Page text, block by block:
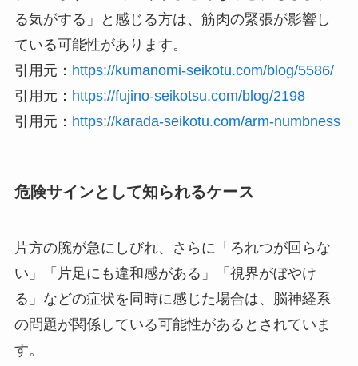
る気がする」と感じる方は、筋肉の緊張が影響し
ている可能性があります。
引用元： https://kumanomi-seikotu.com/blog/5586/
引用元： https://fujino-seikotsu.com/blog/2198
引用元： https://karada-seikotu.com/arm-numbness
危険サインとして知られるケース
片方の腕が急にしびれ、さらに「ろれつが回らな
い」「片足にも違和感がある」「視界がぼやけ
る」などの症状を同時に感じた場合は、脳神経系
の問題が関係している可能性があるとされていま
す。